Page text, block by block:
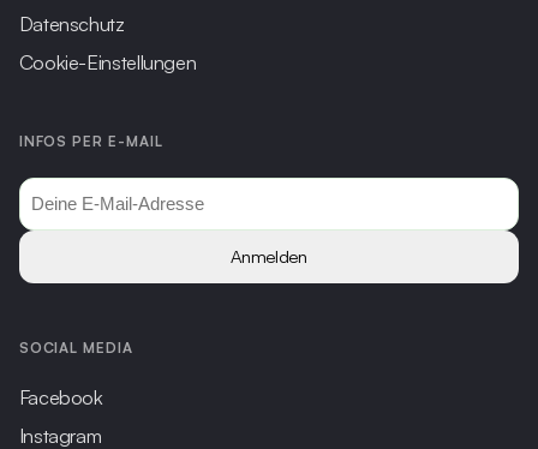
Datenschutz
Cookie-Einstellungen
INFOS PER E-MAIL
Anmelden
SOCIAL MEDIA
Facebook
Instagram